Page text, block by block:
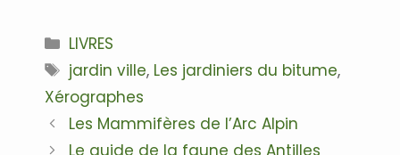
Catégories
LIVRES
Étiquettes
jardin ville, Les jardiniers du bitume,
Xérographes
Navigation
des
Les Mammifères de l’Arc Alpin
Le guide de la faune des Antilles